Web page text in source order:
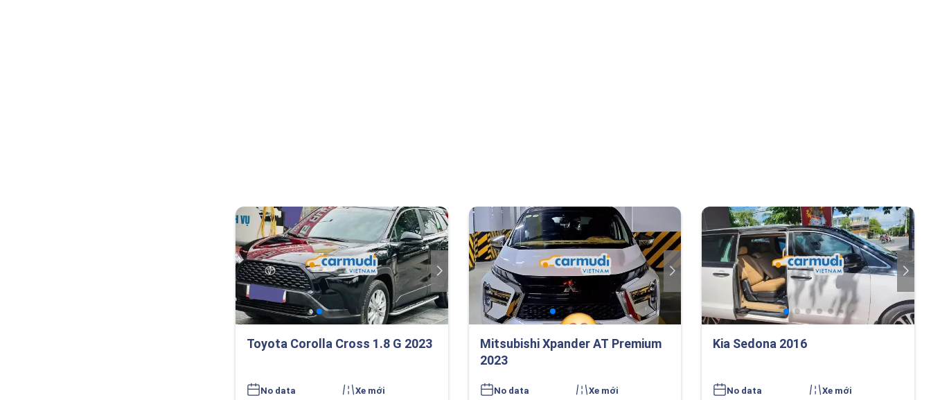
Toyota Corolla Cross 1.8 G 2023
No data Xe mới
Mitsubishi Xpander AT Premium
2023
No data Xe mới
Kia Sedona 2016
No data Xe mới